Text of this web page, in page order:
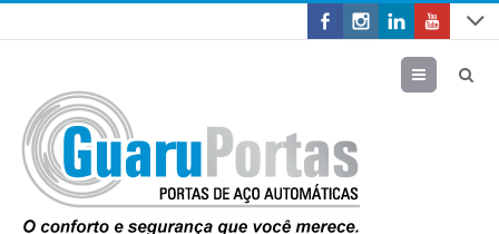
Menu